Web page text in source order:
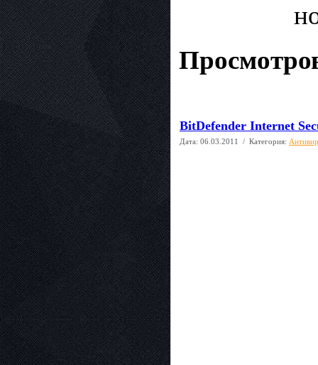
BitDefender Internet
Дата: 06.03.2011 / Категория: